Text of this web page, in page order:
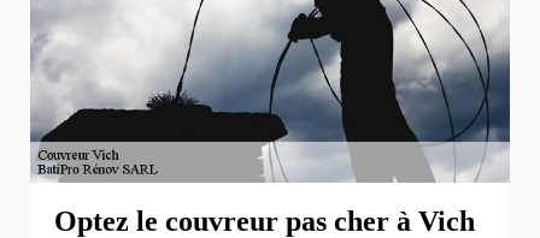
Optez le couvreur pas cher à Vich